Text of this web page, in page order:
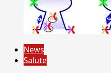
News
Salute